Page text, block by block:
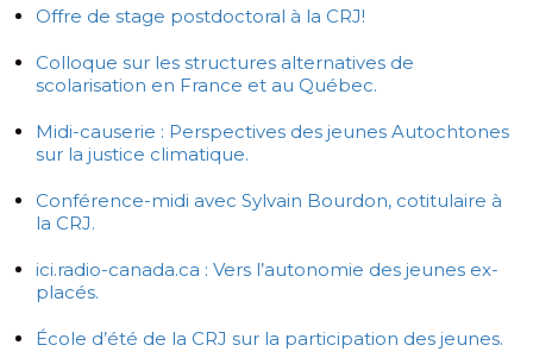
Offre de stage postdoctoral à la CRJ!
Colloque sur les structures alternatives de
scolarisation en France et au Québec.
Midi-causerie : Perspectives des jeunes Autochtones
sur la justice climatique.
Conférence-midi avec Sylvain Bourdon, cotitulaire à
la CRJ.
ici.radio-canada.ca : Vers l’autonomie des jeunes ex-
placés.
École d’été de la CRJ sur la participation des jeunes.